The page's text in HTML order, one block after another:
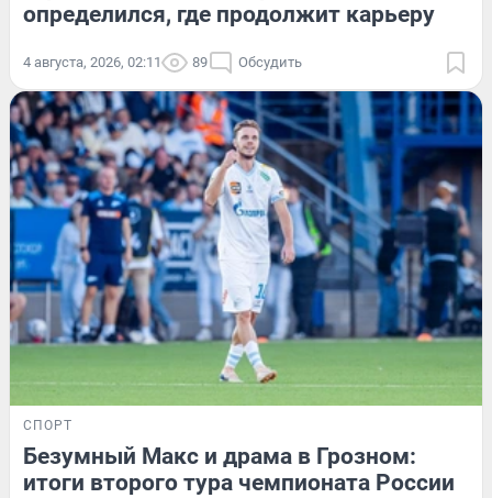
определился, где продолжит карьеру
4 августа, 2026, 02:11 89 Обсудить
СПОРТ
Безумный Макс и драма в Грозном:
итоги второго тура чемпионата России